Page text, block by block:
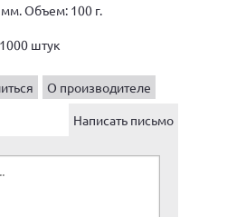
Объем: 100 г.
штук
О производителе
Написать письмо